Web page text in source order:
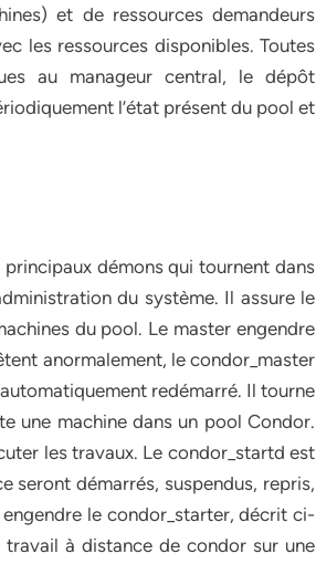
et de ressources demandeurs
les ressources disponibles. Toutes
au manageur central, le dépôt
l’état présent du pool et
démons qui tournent dans
du système. Il assure le
du pool. Le master engendre
anormalement, le condor_master
redémarré. Il tourne
une machine dans un pool Condor.
les travaux. Le condor_startd est
seront démarrés, suspendus, repris,
le condor_starter, décrit ci-
travail à distance de condor sur une